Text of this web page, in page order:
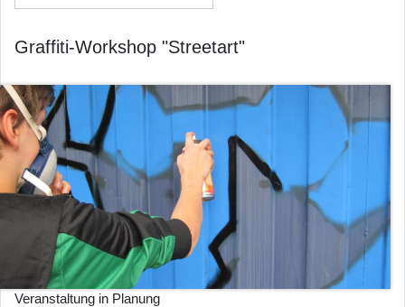
Graffiti-Workshop "Streetart"
Veranstaltung in Planung